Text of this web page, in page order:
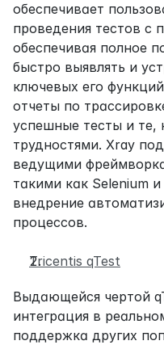
обеспечивает
проведения тестов с
обеспечивая полное
быстро выявлять и
ключевых его
отчеты по
успешные тесты и те,
трудностями. Xray
ведущими
такими как Selenium
внедрение
процессов.
Tricentis qTest
Выдающейся чертой
интеграция в
поддержка других